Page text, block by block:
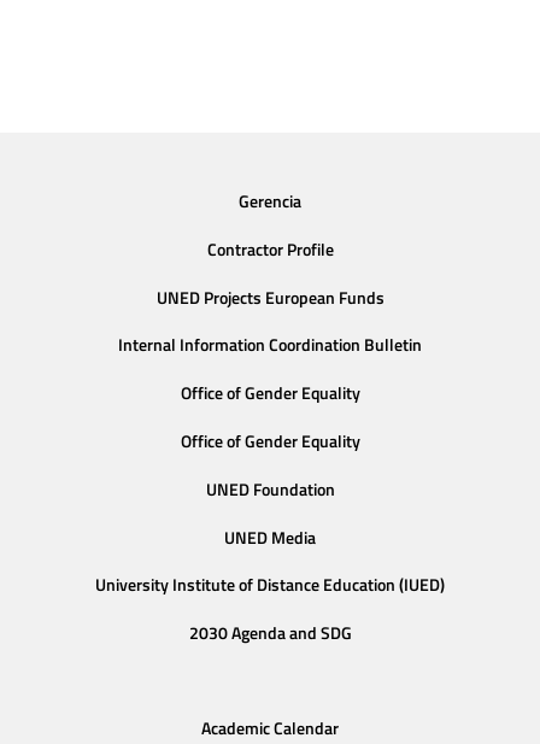
Gerencia
Contractor Profile
UNED Projects European Funds
Internal Information Coordination Bulletin
Office of Gender Equality
Office of Gender Equality
UNED Foundation
UNED Media
University Institute of Distance Education (IUED)
2030 Agenda and SDG
Academic Calendar